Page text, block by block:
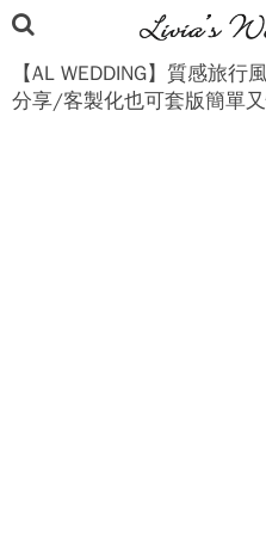
【AL WEDDING】質感旅
分享/客製化也可套版簡單